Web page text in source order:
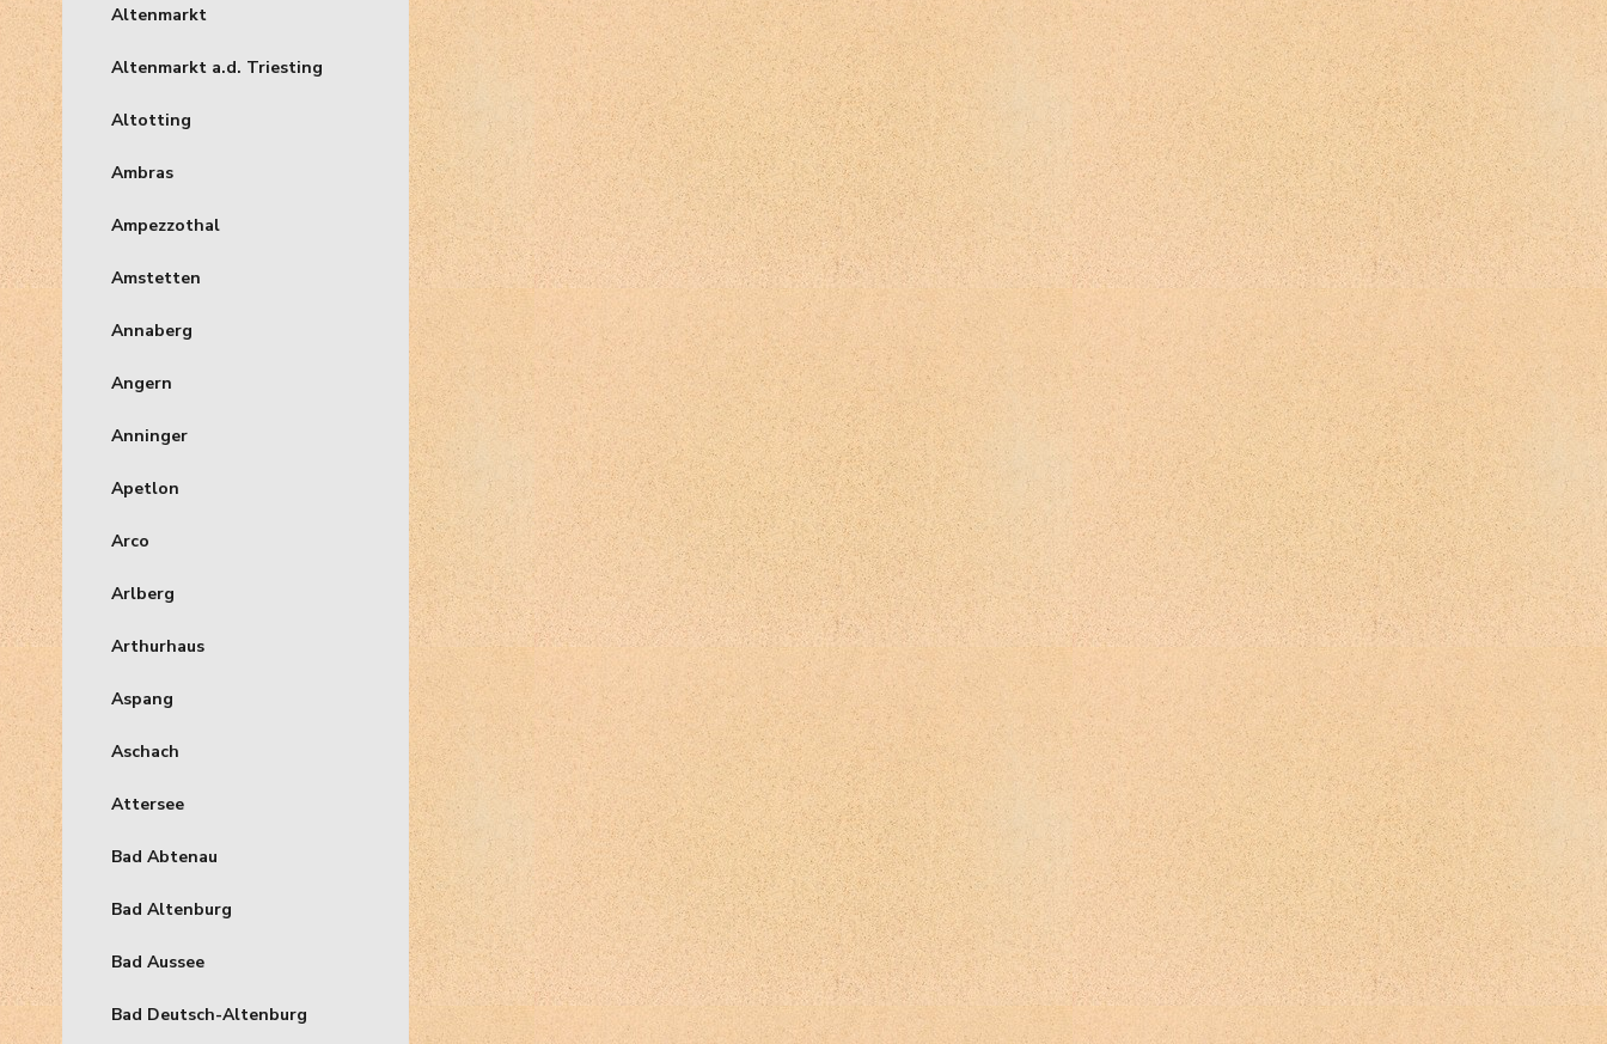
Altenmarkt
Altenmarkt a.d. Triesting
Altotting
Ambras
Ampezzothal
Amstetten
Annaberg
Angern
Anninger
Apetlon
Arco
Arlberg
Arthurhaus
Aspang
Aschach
Attersee
Bad Abtenau
Bad Altenburg
Bad Aussee
Bad Deutsch-Altenburg